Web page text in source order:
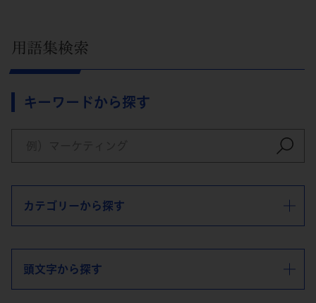
用語集検索
キーワードから探す
カテゴリーから探す
頭文字から探す